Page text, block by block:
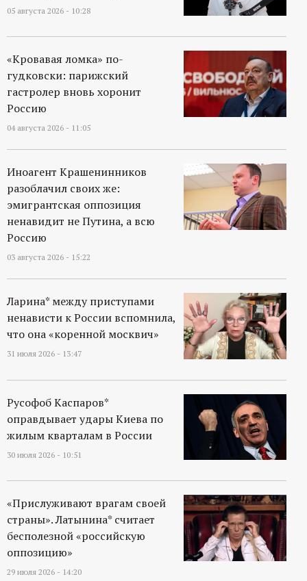
05 августа 2026 - 10:28
«Кровавая ломка» по-
гудковски: парижский
гастролер вновь хоронит
Россию
04 августа 2026 - 11:05
Иноагент Крашенинников
разоблачил своих же:
эмигрантская оппозиция
ненавидит не Путина, а всю
Россию
03 августа 2026 - 15:22
Ларина* между приступами
ненависти к России вспомнила,
что она «коренной москвич»
31 июля 2026 - 13:47
Русофоб Каспаров*
оправдывает удары Киева по
жилым кварталам в России
30 июля 2026 - 10:51
«Прислуживают врагам своей
страны». Латынина* считает
бесполезной «российскую
оппозицию»
29 июля 2026 - 14:20